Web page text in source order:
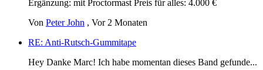
Ergänzung: mit Proctormast Preis für alles: 4.000 €
Von Peter John , Vor 2 Monaten
RE: Anti-Rutsch-Gummitape
Hey Danke Marc! Ich habe momentan dieses Band gefunde...